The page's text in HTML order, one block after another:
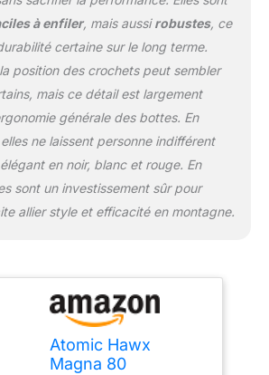
développement durable
et l'innovation sont au
cœur de nos
préoccupations ;
découvrez les autres
produits de notre gamme
pour une expérience de
ski parfaite ; WeareSkiing
à enfiler, mais aussirobustes, ce
certaine sur le long terme.
position des crochets peut sembler
mais ce détail est largement
générale des bottes. En
ne laissent personne indifférent
en noir, blanc et rouge. En
sont un investissement sûr pour
allier style et efficacité en montagne.
Atomic Hawx
Magna 80